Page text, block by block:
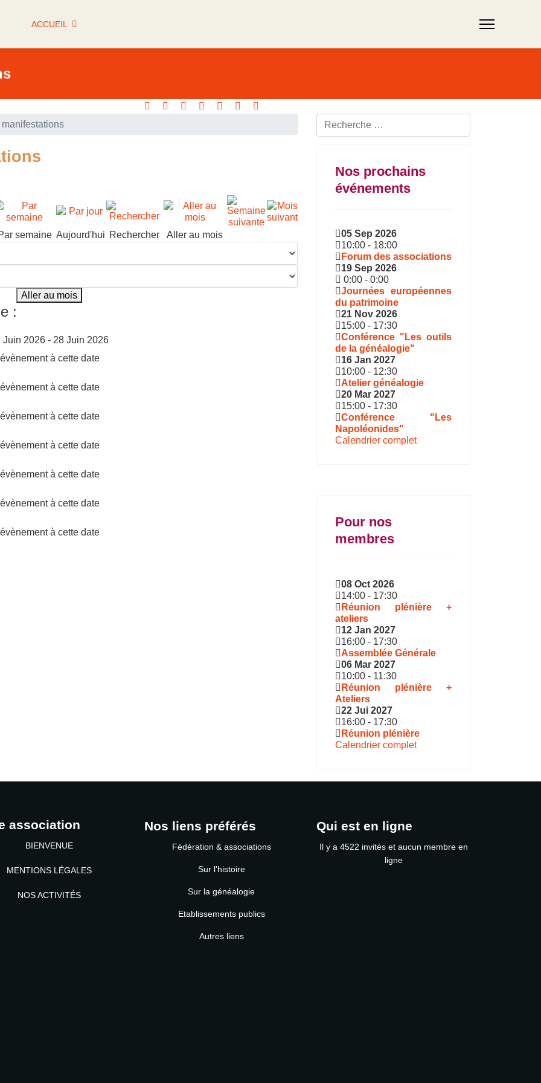
ACCUEIL
Rechercher ...
semaine Aujourd'hui Rechercher Aller au mois
Aller au mois
:
Juin 2026 - 28 Juin 2026
à cette date
à cette date
à cette date
à cette date
à cette date
à cette date
à cette date
Nos prochains
événements
05 Sep 2026
10:00 - 18:00
Forum des associations
19 Sep 2026
0:00 - 0:00
Journées européennes
du patrimoine
21 Nov 2026
15:00 - 17:30
Conférence "Les outils
de la généalogie"
16 Jan 2027
10:00 - 12:30
Atelier généalogie
20 Mar 2027
15:00 - 17:30
Conférence "Les
Napoléonides"
Calendrier complet
Pour nos
membres
08 Oct 2026
14:00 - 17:30
Réunion plénière +
ateliers
12 Jan 2027
16:00 - 17:30
Assemblée Générale
06 Mar 2027
10:00 - 11:30
Réunion plénière +
Ateliers
22 Jui 2027
16:00 - 17:30
Réunion plénière
Calendrier complet
DE PASSE
association
BIENVENUE
MENTIONS LÉGALES
NOS ACTIVITÉS
Nos liens préférés
Fédération & associations
Sur l'histoire
Sur la généalogie
Etablissements publics
Autres liens
Qui est en ligne
Il y a 4522 invités et aucun membre en
ligne